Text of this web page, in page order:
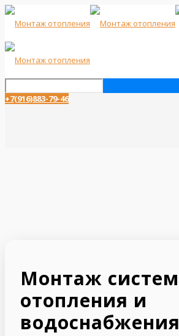
+7(916)883-79-46
Монтаж систем
отопления и
водоснабжения